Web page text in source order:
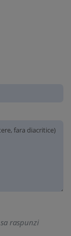
raspunzi